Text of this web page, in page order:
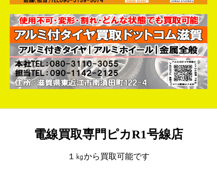
電線買取専門ピカR1号線店
１㎏から買取可能です